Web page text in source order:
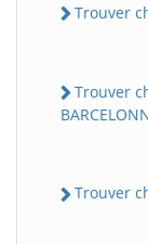
Trouver
Trouver
Trouver